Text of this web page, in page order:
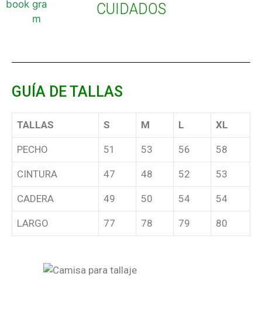
CUIDADOS
GUÍA DE TALLAS
TALLAS S M L XL
PECHO 51 53 56 58
CINTURA 47 48 52 53
CADERA 49 50 54 54
LARGO 77 78 79 80